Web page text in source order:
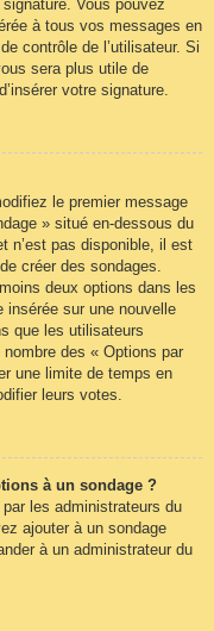
Vous pouvez
à tous vos messages en
contrôle de l’utilisateur. Si
sera plus utile de
votre signature.
le premier message
» situé en-dessous du
n’est pas disponible, il est
créer des sondages.
deux options dans les
insérée sur une nouvelle
que les utilisateurs
des « Options par
une limite de temps en
leurs votes.
à un sondage ?
par les administrateurs du
ajouter à un sondage
à un administrateur du